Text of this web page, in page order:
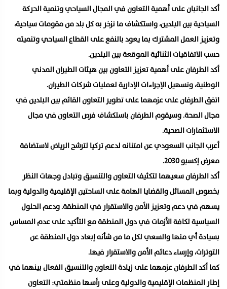
أكد الجانبان على أهمية التعاون في المجال السياحي وتنمية الحركة
السياحية بين البلدين، واستكشاف ما تزخر به كل بلد من مقومات سياحية،
وتعزيز العمل المشترك بما يعود بالنفع على القطاع السياحي وتنميته
حسب الاتفاقيات الثنائية الموقعة بين البلدين.
أكد الطرفان على أهمية تعزيز التعاون بين هيئات الطيران المدني
الوطنية، وتسهيل الإجراءات الإدارية لعمليات شركات الطيران.
اتفق الطرفان على عزمهما على تطوير التعاون القائم بين البلدين في
مجال الصحة. وسيقوم الطرفان باستكشاف فرص التعاون في مجال
الاستثمارات الصحية.
أعرب الجانب السعودي عن امتنانه لدعم تركيا لترشح الرياض لاستضافة
معرض إكسبو 2030.
أكد الطرفان سعيهما لتكثيف التعاون والتنسيق وتبادل وجهات النظر
بخصوص المسائل والقضايا الهامة على الساحتين الإقليمية والدولية وبما
يسهم في دعم وتعزيز الأمن والاستقرار في المنطقة. ودعم الحلول
السياسية لكافة الأزمات في دول المنطقة مع التأكيد على عدم المساس
بسيادة أي منها والسعي لكل ما من شأنه إبعاد دول المنطقة عن
التوترات، وإرساء دعائم الأمن والاستقرار فيها.
كما أكد الطرفان عزمهما على زيادة التعاون والتنسيق الفعال بينهما في
إطار المنظمات الإقليمية والدولية وعلى رأسها منظمتي: التعاون